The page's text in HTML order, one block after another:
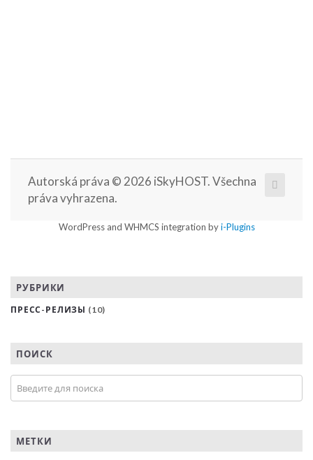
Autorská práva © 2026 iSkyHOST. Všechna
práva vyhrazena.
WordPress and WHMCS integration byi-Plugins
РУБРИКИ
ПРЕСС-РЕЛИЗЫ (10)
ПОИСК
МЕТКИ